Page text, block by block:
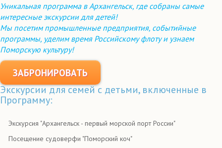
Уникальная программа в Архангельск, где собраны самые
интересные экскурсии для детей!
Мы посетим промышленные предприятия, событийные
программы, уделим время Российскому флоту и узнаем
Поморскую культуру!
ЗАБРОНИРОВАТЬ
Экскурсии для семей с детьми, включенные в
Программу:
Экскурсия "Архангельск - первый морской порт России"
Посещение судоверфи "Поморский коч"